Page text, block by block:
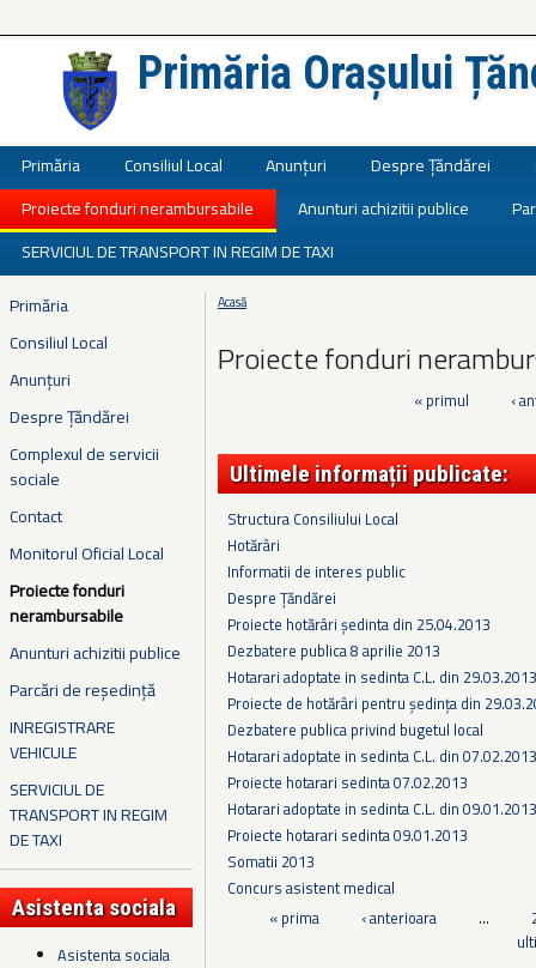
Primăria Orașului
Primăria Consiliul Local Anunțuri Despre Țăndărei
Proiecte fonduri nerambursabile
Anunturi achizitii publice
SERVICIUL DE TRANSPORT IN REGIM DE TAXI
Primăria
Consiliul Local
Anunțuri
Despre Țăndărei
Complexul de servicii
sociale
Contact
Monitorul Oficial Local
Proiecte fonduri
nerambursabile
Anunturi achizitii publice
Parcări de reședință
INREGISTRARE
VEHICULE
SERVICIUL DE
TRANSPORT IN REGIM
DE TAXI
Asistenta sociala
Asistenta sociala
Eşti aici
Acasă
Proiecte fonduri
« primul ‹
Ultimele informații publicate:
Structura Consiliului Local
Hotărâri
Informatii de interes public
Despre Țăndărei
Proiecte hotărâri ședinta din 25.04.2013
Dezbatere publica 8 aprilie 2013
Hotarari adoptate in sedinta C.L. din 29.03.2013
Proiecte de hotărâri pentru ședința din
Dezbatere publica privind bugetul local
Hotarari adoptate in sedinta C.L. din 07.02.2013
Proiecte hotarari sedinta 07.02.2013
Hotarari adoptate in sedinta C.L. din 09.01.2013
Proiecte hotarari sedinta 09.01.2013
Somatii 2013
Concurs asistent medical
Pagini
« prima ‹ anterioara …